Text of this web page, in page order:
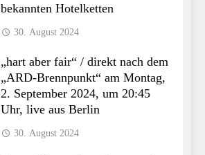
bekannten Hotelketten
30. August 2024
„hart aber fair“ / direkt nach dem
„ARD-Brennpunkt“ am Montag,
2. September 2024, um 20:45
Uhr, live aus Berlin
30. August 2024